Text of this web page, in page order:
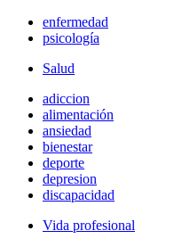
enfermedad
psicología
Salud
adiccion
alimentación
ansiedad
bienestar
deporte
depresion
discapacidad
Vida profesional